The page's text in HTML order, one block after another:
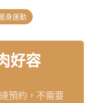
身運動
好容
預約，不需要